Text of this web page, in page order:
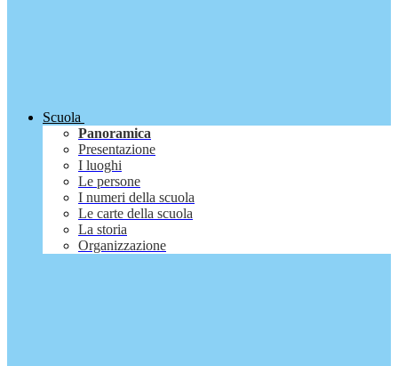
Scuola
Panoramica
Presentazione
I luoghi
Le persone
I numeri della scuola
Le carte della scuola
La storia
Organizzazione